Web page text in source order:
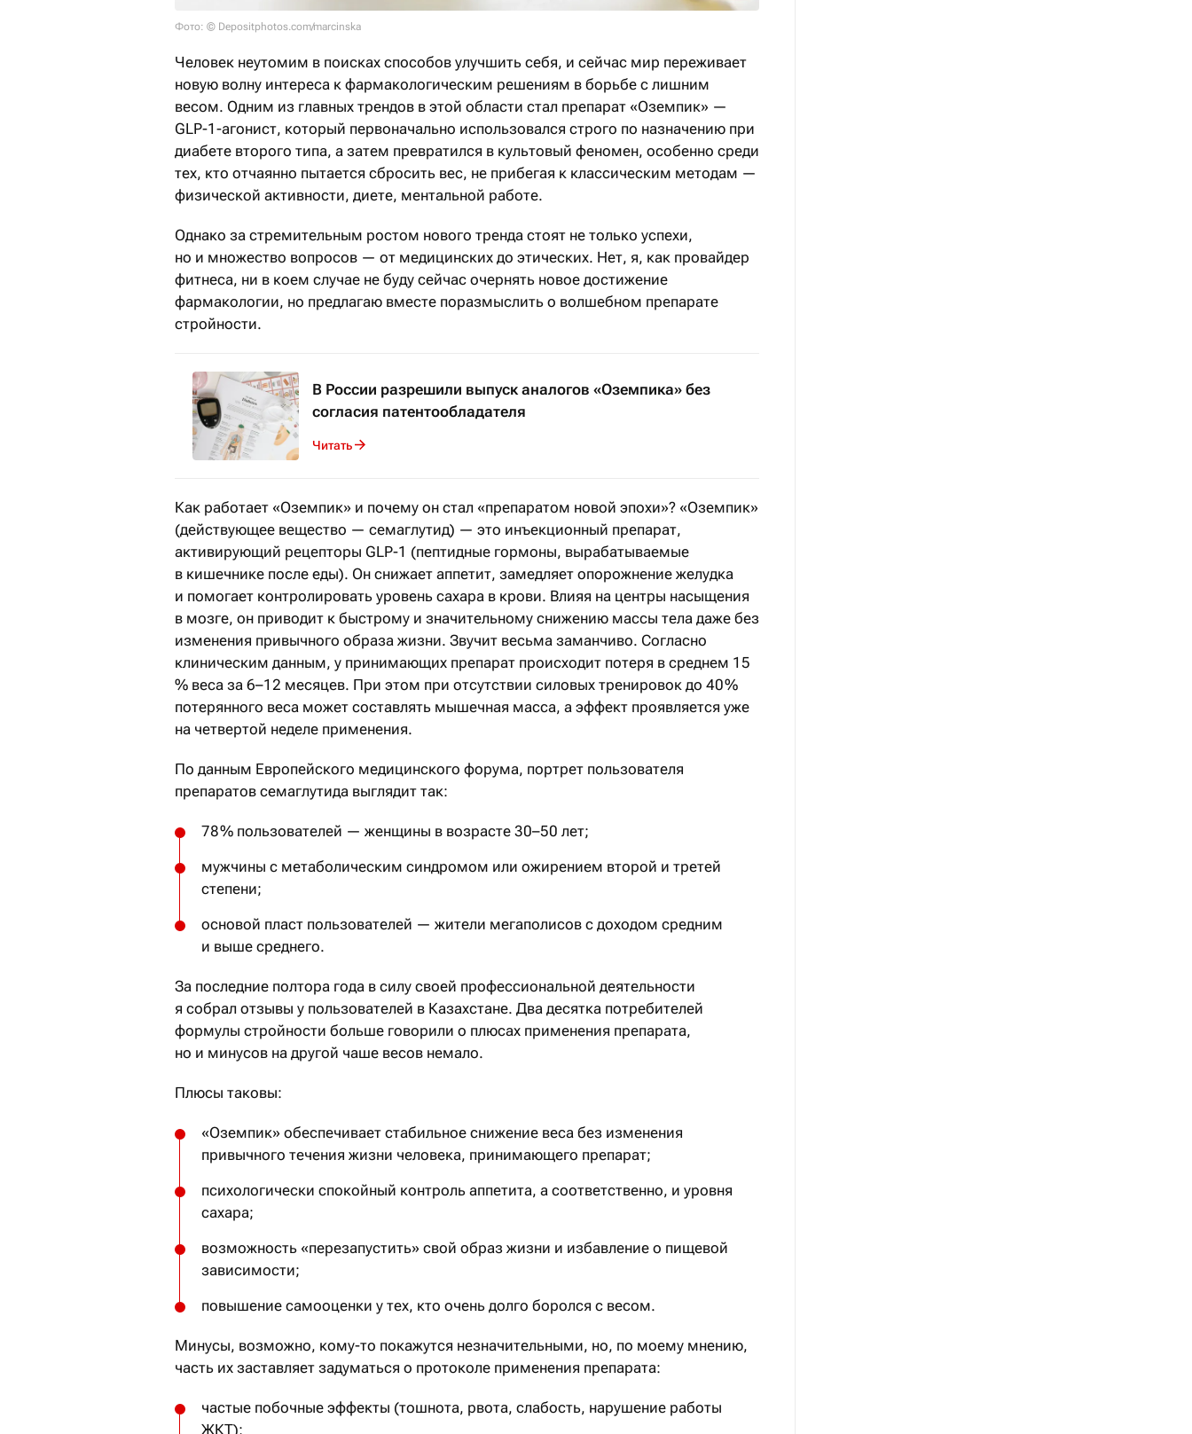
Фото: © Depositphotos.com/marcinska
Человек неутомим в поисках способов улучшить себя, и сейчас мир переживает
новую волну интереса к фармакологическим решениям в борьбе с лишним
весом. Одним из главных трендов в этой области стал препарат «Оземпик» —
GLP-1-агонист, который первоначально использовался строго по назначению при
диабете второго типа, а затем превратился в культовый феномен, особенно среди
тех, кто отчаянно пытается сбросить вес, не прибегая к классическим методам —
физической активности, диете, ментальной работе.
Однако за стремительным ростом нового тренда стоят не только успехи,
но и множество вопросов — от медицинских до этических. Нет, я, как провайдер
фитнеса, ни в коем случае не буду сейчас очернять новое достижение
фармакологии, но предлагаю вместе поразмыслить о волшебном препарате
стройности.
В России разрешили выпуск аналогов «Оземпика» без
согласия патентообладателя
Читать
Как работает «Оземпик» и почему он стал «препаратом новой эпохи»? «Оземпик»
(действующее вещество — семаглутид) — это инъекционный препарат,
активирующий рецепторы GLP-1 (пептидные гормоны, вырабатываемые
в кишечнике после еды). Он снижает аппетит, замедляет опорожнение желудка
и помогает контролировать уровень сахара в крови. Влияя на центры насыщения
в мозге, он приводит к быстрому и значительному снижению массы тела даже без
изменения привычного образа жизни. Звучит весьма заманчиво. Согласно
клиническим данным, у принимающих препарат происходит потеря в среднем 15
% веса за 6–12 месяцев. При этом при отсутствии силовых тренировок до 40 %
потерянного веса может составлять мышечная масса, а эффект проявляется уже
на четвертой неделе применения.
По данным Европейского медицинского форума, портрет пользователя
препаратов семаглутида выглядит так:
78 % пользователей — женщины в возрасте 30–50 лет;
мужчины с метаболическим синдромом или ожирением второй и третей
степени;
основой пласт пользователей — жители мегаполисов с доходом средним
и выше среднего.
За последние полтора года в силу своей профессиональной деятельности
я собрал отзывы у пользователей в Казахстане. Два десятка потребителей
формулы стройности больше говорили о плюсах применения препарата,
но и минусов на другой чаше весов немало.
Плюсы таковы:
«Оземпик» обеспечивает стабильное снижение веса без изменения
привычного течения жизни человека, принимающего препарат;
психологически спокойный контроль аппетита, а соответственно, и уровня
сахара;
возможность «перезапустить» свой образ жизни и избавление о пищевой
зависимости;
повышение самооценки у тех, кто очень долго боролся с весом.
Минусы, возможно, кому-то покажутся незначительными, но, по моему мнению,
часть их заставляет задуматься о протоколе применения препарата:
частые побочные эффекты (тошнота, рвота, слабость, нарушение работы
ЖКТ);